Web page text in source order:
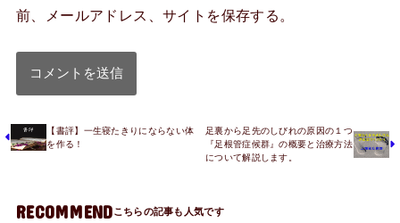
前、メールアドレス、サイトを保存する。
【書評】一生寝たきりにならない体
を作る！
足裏から足先のしびれの原因の１つ
『足根管症候群』の概要と治療方法
について解説します。
RECOMMEND